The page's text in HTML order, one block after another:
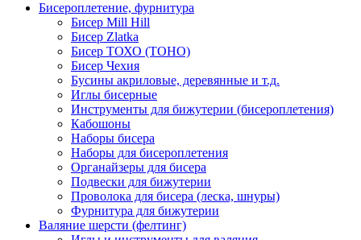
Бисероплетение, фурнитура
Бисер Mill Hill
Бисер Zlatka
Бисер ТОХО (TOHO)
Бисер Чехия
Бусины акриловые, деревянные и т.д.
Иглы бисерные
Инструменты для бижутерии (бисероплетения)
Кабошоны
Наборы бисера
Наборы для бисероплетения
Органайзеры для бисера
Подвески для бижутерии
Проволока для бисера (леска, шнуры)
Фурнитура для бижутерии
Валяние шерсти (фелтинг)